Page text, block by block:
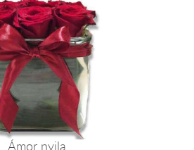
Ámor nyila